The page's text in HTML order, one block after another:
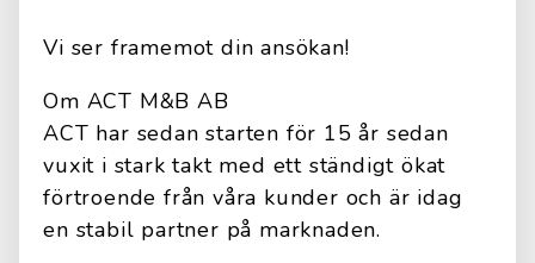
Vi ser framemot din ansökan!
Om ACT M&B AB
ACT har sedan starten för 15 år sedan
vuxit i stark takt med ett ständigt ökat
förtroende från våra kunder och är idag
en stabil partner på marknaden.